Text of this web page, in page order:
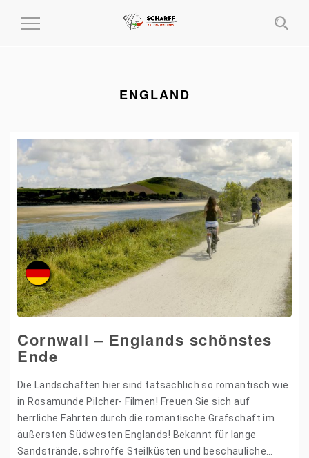
MENÜ
ENGLAND
Cornwall – Englands schönstes
Ende
Die Landschaften hier sind tatsächlich so romantisch wie
in Rosamunde Pilcher- Filmen! Freuen Sie sich auf
herrliche Fahrten durch die romantische Grafschaft im
äußersten Südwesten Englands! Bekannt für lange
Sandstrände, schroffe Steilküsten und beschauliche